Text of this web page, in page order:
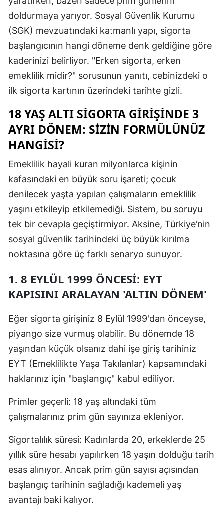
Hakkari
Hatay
Isparta
İzmir
Kastamonu
Kayseri
Kırklareli
Kırşehir
Kütahya
Manisa
Kahramanmaraş
Mardin
Muş
Niğde
Ordu
doldurmaya yarıyor. Sosyal Güvenlik Kurumu
(SGK) mevzuatındaki katmanlı yapı, sigorta
başlangıcının hangi döneme denk geldiğine göre
kaderinizi belirliyor. "Erken sigorta, erken
emeklilik midir?" sorusunun yanıtı, cebinizdeki o
ilk sigorta kartının üzerindeki tarihte gizli.
18 YAŞ ALTI SIGORTA GIRIŞINDE 3
AYRI DÖNEM: SIZIN FORMÜLÜNÜZ
HANGISI?
Emeklilik hayali kuran milyonlarca kişinin
kafasındaki en büyük soru işareti; çocuk
denilecek yaşta yapılan çalışmaların emeklilik
yaşını etkileyip etkilemediği. Sistem, bu soruyu
tek bir cevapla geçiştirmiyor. Aksine, Türkiye’nin
sosyal güvenlik tarihindeki üç büyük kırılma
noktasına göre üç farklı senaryo sunuyor.
1. 8 EYLÜL 1999 ÖNCESI: EYT
KAPISINI ARALAYAN 'ALTIN DÖNEM'
Eğer sigorta girişiniz 8 Eylül 1999'dan önceyse,
piyango size vurmuş olabilir. Bu dönemde 18
yaşından küçük olsanız dahi işe giriş tarihiniz
EYT (Emeklilikte Yaşa Takılanlar) kapsamındaki
haklarınız için "başlangıç" kabul ediliyor.
Primler geçerli: 18 yaş altındaki tüm
çalışmalarınız prim gün sayınıza ekleniyor.
Sigortalılık süresi: Kadınlarda 20, erkeklerde 25
yıllık süre hesabı yapılırken 18 yaşın dolduğu tarih
esas alınıyor. Ancak prim gün sayısı açısından
başlangıç tarihinin sağladığı kademeli yaş
avantajı baki kalıyor.